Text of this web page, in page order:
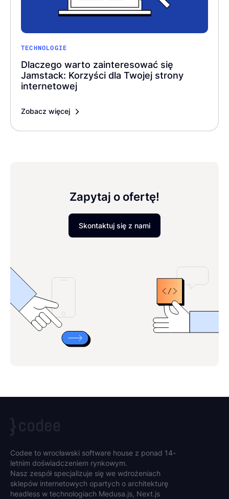
TECHNOLOGIE
Dlaczego warto zainteresować się
Jamstack: Korzyści dla Twojej strony
internetowej
Zobacz więcej
Zapytaj o ofertę!
Skontaktuj się z nami
Codee to wrocławski software house z ponad 14-
letnim doświadczeniem rynkowym.
Nasz zespół specjalizuje się we wdrożeniach
sklepów internetowych opartych o architekturę
headless w technologiach Medusa.js, Next.js